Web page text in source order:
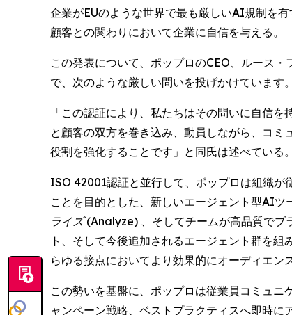
企業がEUのような世界で最も厳しいAI規制を
顧客との関わりにおいて企業に自信を与える。
この発表について、ポップロのCEO、ルース
で、次のような厳しい問いを投げかけています
「この認証により、私たちはその問いに自信
と顧客の双方を巻き込み、動員しながら、コ
役割を強化することです」と同氏は述べている。
ISO 42001認証と並行して、ポップロは組織が
ことを目的とした、新しいエージェント型AI
ライズ (Analyze) 、そしてチームが高品質でブ
ト、そして今後追加されるエージェント群を
らゆる接点においてより効果的にオーディエン
この勢いを基盤に、ポップロは従業員コミュ
ャンペーン戦略、ベストプラクティスへ即時